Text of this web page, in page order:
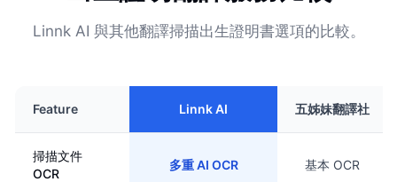
Linnk AI 與其他翻譯掃描出生證明書選項的比較。
Feature Linnk AI 五姊妹翻譯社
掃描文件
OCR
多重 AI OCR 基本 OCR